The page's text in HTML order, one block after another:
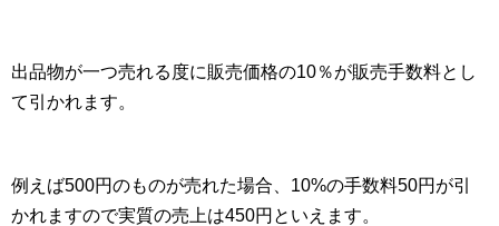
出品物が一つ売れる度に販売価格の10％が販売手数料とし
て引かれます。
例えば500円のものが売れた場合、10%の手数料50円が引
かれますので実質の売上は450円といえます。